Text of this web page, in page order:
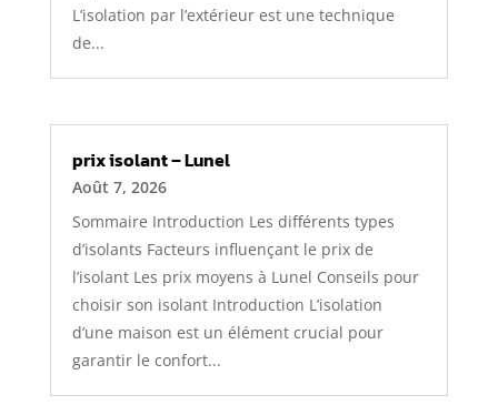
L’isolation par l’extérieur est une technique
de...
prix isolant – Lunel
Août 7, 2026
Sommaire Introduction Les différents types
d’isolants Facteurs influençant le prix de
l’isolant Les prix moyens à Lunel Conseils pour
choisir son isolant Introduction L’isolation
d’une maison est un élément crucial pour
garantir le confort...